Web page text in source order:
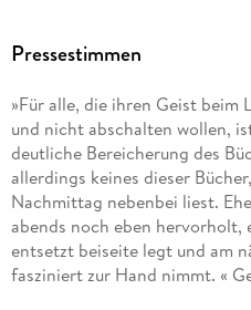
Pressestimmen
»Für alle, die ihren Geist beim
und nicht abschalten wollen,
deutliche Bereicherung des
allerdings keines dieser
Nachmittag nebenbei liest.
abends noch eben hervorholt,
entsetzt beiseite legt und am
fasziniert zur Hand nimmt. «